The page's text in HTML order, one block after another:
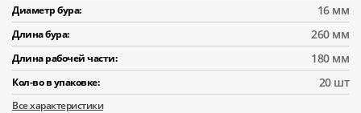
Диаметр бура: 16 мм
Длина бура: 260 мм
Длина рабочей части: 180 мм
Кол-во в упаковке: 20 шт
Все характеристики